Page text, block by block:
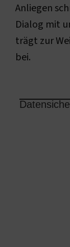
Anliegen
Dialog mit
trägt zur
bei.